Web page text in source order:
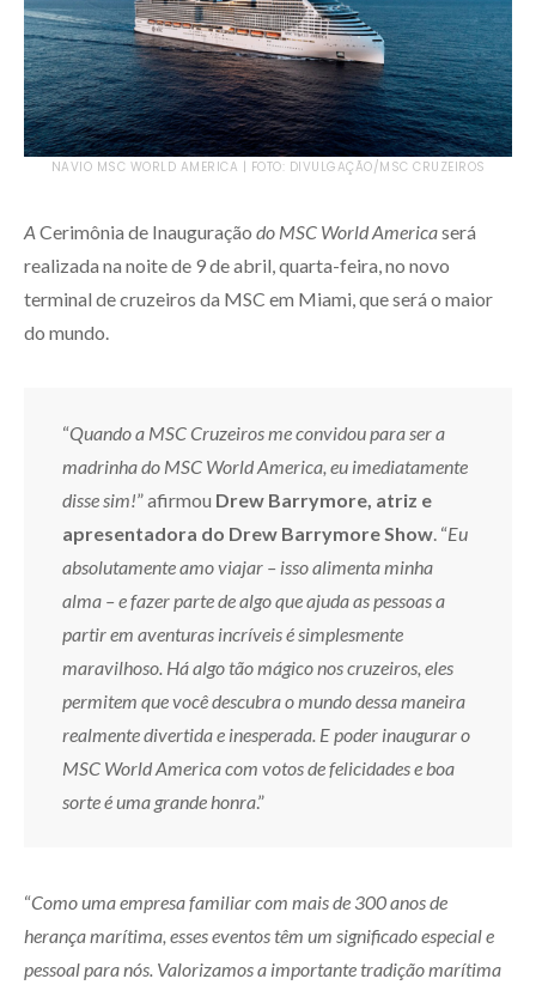
NAVIO MSC WORLD AMERICA | FOTO: DIVULGAÇÃO/MSC CRUZEIROS
A Cerimônia de Inauguração do MSC World Americaserá
realizada na noite de 9 de abril, quarta-feira, no novo
terminal de cruzeiros da MSC em Miami, que será o maior
do mundo.
“Quando a MSC Cruzeiros me convidou para ser a
madrinha do MSC World America, eu imediatamente
disse sim!” afirmou Drew Barrymore, atriz e
apresentadora do Drew Barrymore Show. “Eu
absolutamente amo viajar – isso alimenta minha
alma – e fazer parte de algo que ajuda as pessoas a
partir em aventuras incríveis é simplesmente
maravilhoso. Há algo tão mágico nos cruzeiros, eles
permitem que você descubra o mundo dessa maneira
realmente divertida e inesperada. E poder inaugurar o
MSC World America com votos de felicidades e boa
sorte é uma grande honra.”
“Como uma empresa familiar com mais de 300 anos de
herança marítima, esses eventos têm um significado especial e
pessoal para nós. Valorizamos a importante tradição marítima